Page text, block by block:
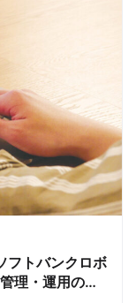
フトバンクロボ
理・運用の強